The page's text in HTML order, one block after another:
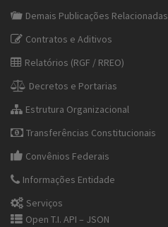
Demais Publicações Relacionadas
Contratos e Aditivos
Relatórios (RGF / RREO)
Decretos e Portarias
Estrutura Organizacional
Transferências Constitucionais
Convênios Federais
Informações Entidade
Serviços
Open T.I. API – JSON